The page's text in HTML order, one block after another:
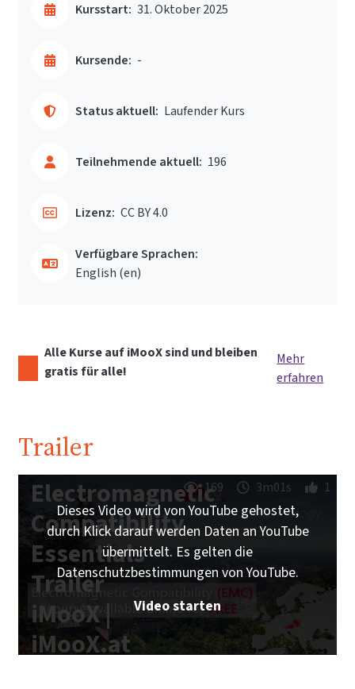
Kursstart: 31. Oktober 2025
Kursende: -
Status aktuell: Laufender Kurs
Teilnehmende aktuell: 196
Lizenz: CC BY 4.0
Verfügbare Sprachen:
English ‎(en)‎
Alle Kurse auf iMooX sind und bleiben
gratis für alle!
Mehr
erfahren
Trailer
Electromagnetic
Compatibility
Essentials
Trailer
iMooX |
iMooX.at
169 3m01s 1
Dieses Video wird von YouTube gehostet,
durch Klick darauf werden Daten an YouTube
übermittelt. Es gelten die
Datenschutzbestimmungen von YouTube.
Video starten